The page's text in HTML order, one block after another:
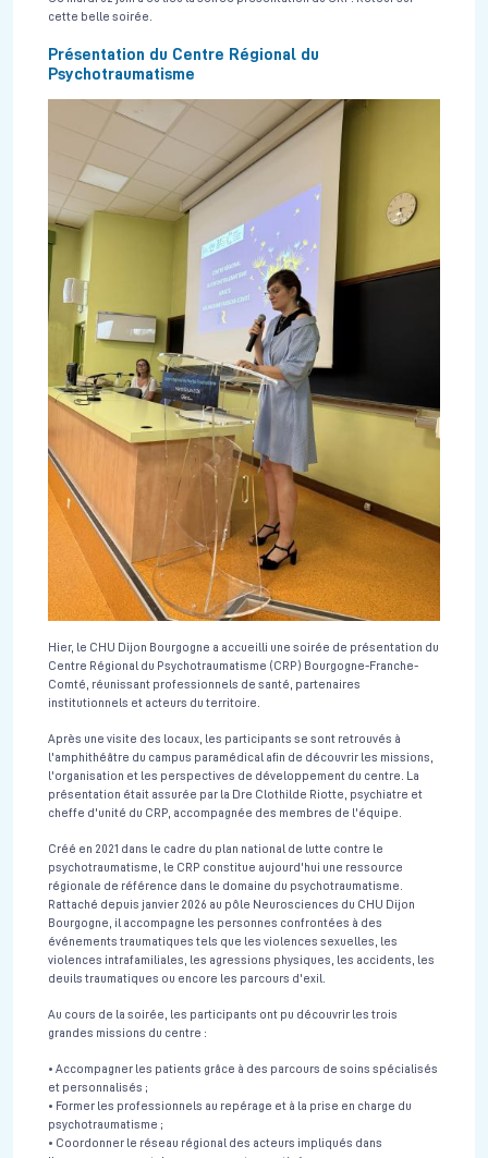
cette belle soirée.
Présentation du Centre Régional du
Psychotraumatisme
Hier, le CHU Dijon Bourgogne a accueilli une soirée de présentation du
Centre Régional du Psychotraumatisme (CRP) Bourgogne-Franche-
Comté, réunissant professionnels de santé, partenaires
institutionnels et acteurs du territoire.
Après une visite des locaux, les participants se sont retrouvés à
l'amphithéâtre du campus paramédical afin de découvrir les missions,
l'organisation et les perspectives de développement du centre. La
présentation était assurée par la Dre Clothilde Riotte, psychiatre et
cheffe d'unité du CRP, accompagnée des membres de l'équipe.
Créé en 2021 dans le cadre du plan national de lutte contre le
psychotraumatisme, le CRP constitue aujourd'hui une ressource
régionale de référence dans le domaine du psychotraumatisme.
Rattaché depuis janvier 2026 au pôle Neurosciences du CHU Dijon
Bourgogne, il accompagne les personnes confrontées à des
événements traumatiques tels que les violences sexuelles, les
violences intrafamiliales, les agressions physiques, les accidents, les
deuils traumatiques ou encore les parcours d'exil.
Au cours de la soirée, les participants ont pu découvrir les trois
grandes missions du centre :
• Accompagner les patients grâce à des parcours de soins spécialisés
et personnalisés ;
• Former les professionnels au repérage et à la prise en charge du
psychotraumatisme ;
• Coordonner le réseau régional des acteurs impliqués dans